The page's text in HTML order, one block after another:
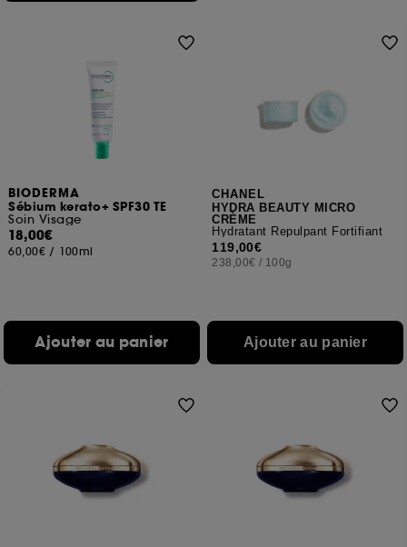
BIODERMA
Sébium kerato+ SPF30 TE
Soin Visage
18,00€
60,00€ / 100ml
Ajouter au panier
CHANEL
HYDRA BEAUTY MICRO
CRÈME
Hydratant Repulpant Fortifiant
119,00€
238,00€ / 100g
Ajouter au panier